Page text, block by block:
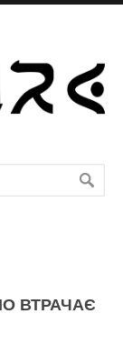
ВТРАЧАЄ